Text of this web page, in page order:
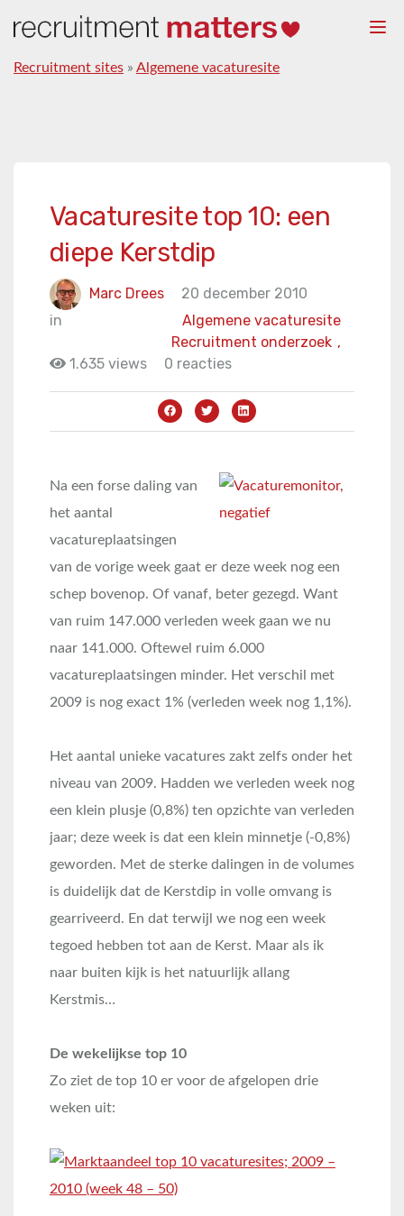
Recruitment sites » Algemene vacaturesite
Vacaturesite top 10: een
diepe Kerstdip
Marc Drees
20 december 2010
in
Algemene vacaturesite
Recruitment onderzoek ,
1.635 views
0 reacties
Na een forse daling van
het aantal
vacatureplaatsingen
van de vorige week gaat er deze week nog een
schep bovenop. Of vanaf, beter gezegd. Want
van ruim 147.000 verleden week gaan we nu
naar 141.000. Oftewel ruim 6.000
vacatureplaatsingen minder. Het verschil met
2009 is nog exact 1% (verleden week nog 1,1%).
Het aantal unieke vacatures zakt zelfs onder het
niveau van 2009. Hadden we verleden week nog
een klein plusje (0,8%) ten opzichte van verleden
jaar; deze week is dat een klein minnetje (-0,8%)
geworden. Met de sterke dalingen in de volumes
is duidelijk dat de Kerstdip in volle omvang is
gearriveerd. En dat terwijl we nog een week
tegoed hebben tot aan de Kerst. Maar als ik
naar buiten kijk is het natuurlijk allang
Kerstmis…
De wekelijkse top 10
Zo ziet de top 10 er voor de afgelopen drie
weken uit: